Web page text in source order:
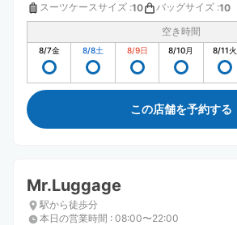
スーツケースサイズ :10 バッグサイズ :10
空き時間
8/7金 8/8土 8/9日 8/10月 8/11火
この店舗を予約する
Mr.Luggage
駅から徒歩分
本日の営業時間 : 08:00〜22:00